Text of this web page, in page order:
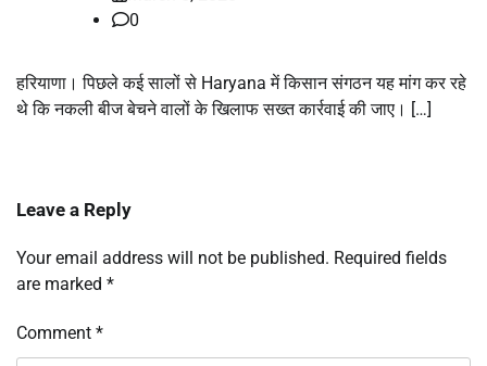
0
हरियाणा। पिछले कई सालों से Haryana में किसान संगठन यह मांग कर रहे
थे कि नकली बीज बेचने वालों के खिलाफ सख्त कार्रवाई की जाए। […]
Leave a Reply
Your email address will not be published. Required fields
are marked *
Comment *